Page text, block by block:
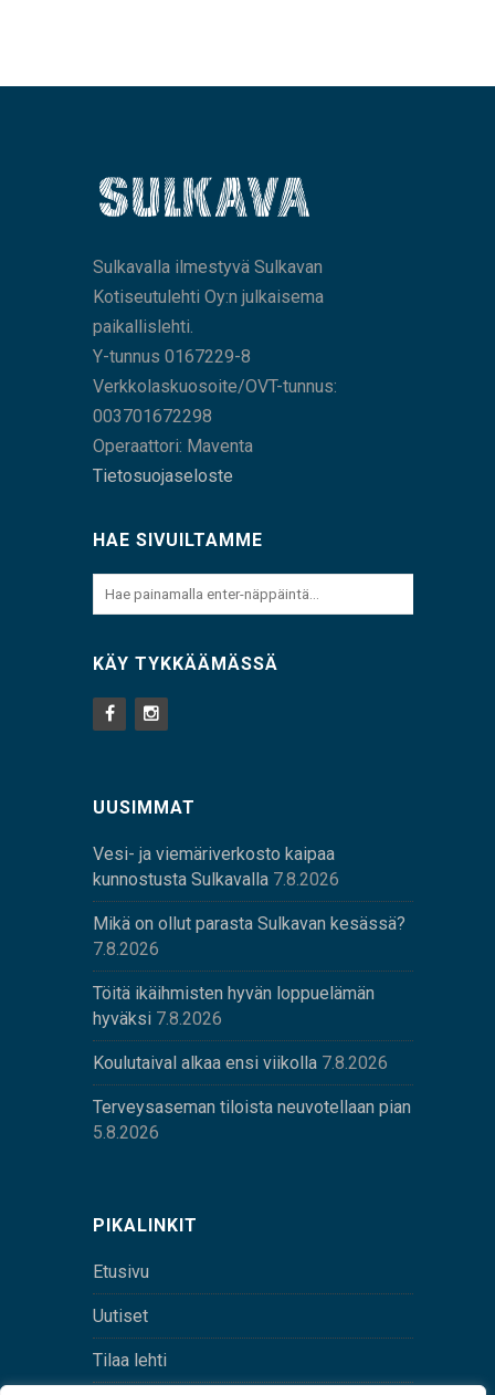
Sulkavalla ilmestyvä Sulkavan
Kotiseutulehti Oy:n julkaisema
paikallislehti.
Y-tunnus 0167229-8
Verkkolaskuosoite/OVT-tunnus:
003701672298
Operaattori: Maventa
Tietosuojaseloste
HAE SIVUILTAMME
KÄY TYKKÄÄMÄSSÄ
UUSIMMAT
Vesi- ja viemäriverkosto kaipaa
kunnostusta Sulkavalla 7.8.2026
Mikä on ollut parasta Sulkavan kesässä?
7.8.2026
Töitä ikäihmisten hyvän loppuelämän
hyväksi 7.8.2026
Koulutaival alkaa ensi viikolla 7.8.2026
Terveysaseman tiloista neuvotellaan pian
5.8.2026
PIKALINKIT
Etusivu
Uutiset
Tilaa lehti